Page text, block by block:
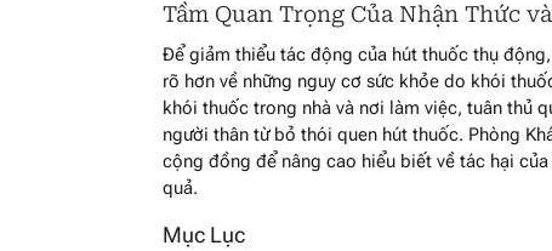
Tầm Quan Trọng Của Nhận Thức
Để giảm thiểu tác động của hút thuốc thụ
rõ hơn về những nguy cơ sức khỏe do khói
khói thuốc trong nhà và nơi làm việc, tuân thủ
người thân từ bỏ thói quen hút thuốc. Phòng
cộng đồng để nâng cao hiểu biết về tác hại
quả.